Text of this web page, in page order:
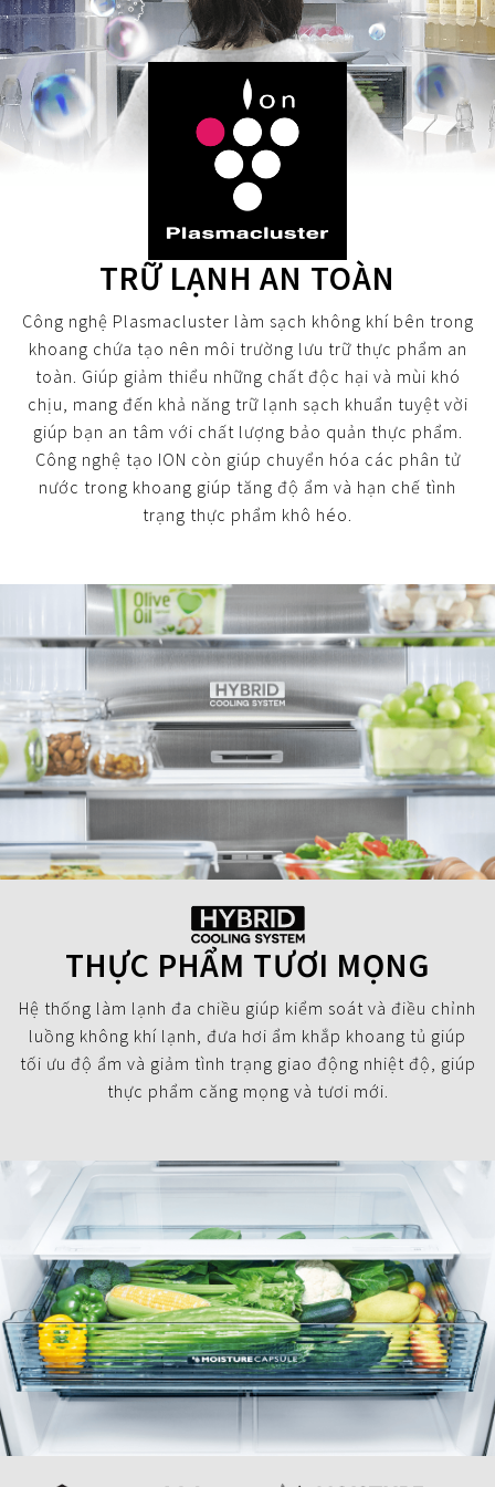
Máy lọc khí & tạo ẩm
Máy lọc khí
Phụ kiện máy lọc khí
MLK Sharp Purefit
Tìm hiểu về máy lọc khí ô tô
Cơ
Chuyên dụng
Điện tử
Nắp gài
Áp suất
Dòng A
Dòng B
Bình Thủy
Bơm điện
Sản Phẩm Khác
Máy vắt cam
Nồi đa năng
Nồi chiên không dầu
Công nghệ
HEALSIO – Ăn Ngon Sống Khỏe
MAIDAKI – Nghệ Thuật Nấu Cơm Nhật Bản
Nấu cùng bếp Sharp
Vật tư - Linh kiện
Thế giới AIoT (Eng)
Mô hình kiểu mẫu
Tờ rơi/brochure sản phẩm
Máy tính Dynabook
BẢO HÀNH ĐIỆN TỬ
TÀI KHOẢN CÁ NHÂN
Đăng nhập
NGÔN NGỮ
TRỮ LẠNH AN TOÀN
Công nghệ Plasmacluster làm sạch không khí bên trong
khoang chứa tạo nên môi trường lưu trữ thực phẩm an
toàn. Giúp giảm thiểu những chất độc hại và mùi khó
chịu, mang đến khả năng trữ lạnh sạch khuẩn tuyệt vời
giúp bạn an tâm với chất lượng bảo quản thực phẩm.
Công nghệ tạo ION còn giúp chuyển hóa các phân tử
nước trong khoang giúp tăng độ ẩm và hạn chế tình
trạng thực phẩm khô héo.
THỰC PHẨM TƯƠI MỌNG
Hệ thống làm lạnh đa chiều giúp kiểm soát và điều chỉnh
luồng không khí lạnh, đưa hơi ẩm khắp khoang tủ giúp
tối ưu độ ẩm và giảm tình trạng giao động nhiệt độ, giúp
thực phẩm căng mọng và tươi mới.